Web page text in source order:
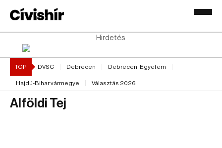
Hirdetés
TOP DVSC Debrecen Debreceni Egyetem
Hajdú-Bihar vármegye Választás 2026
Alföldi Tej